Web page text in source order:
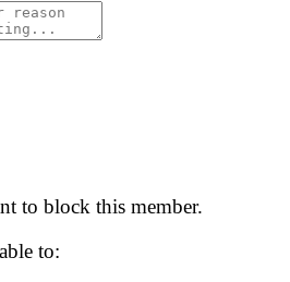
to block this member.
to: